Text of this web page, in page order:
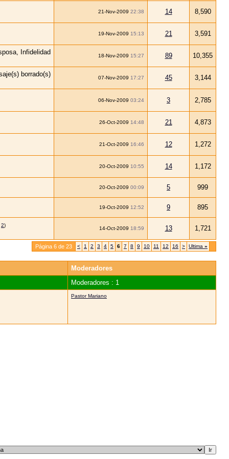
21-Nov-2009 22:38 14 8,590
19-Nov-2009 15:13 21 3,591
18-Nov-2009 15:27 89 10,355
07-Nov-2009 17:27 45 3,144
06-Nov-2009 03:24 3 2,785
26-Oct-2009 14:48 21 4,873
21-Oct-2009 16:46 12 1,272
20-Oct-2009 10:55 14 1,172
20-Oct-2009 00:09 5 999
19-Oct-2009 12:52 9 895
2)
14-Oct-2009 18:59 13 1,721
Página 6 de 23 < 1 2 3 4 5 6 7 8 9 10 11 12 16 > Ultima »
Moderadores
Moderadores : 1
Pastor Mariano